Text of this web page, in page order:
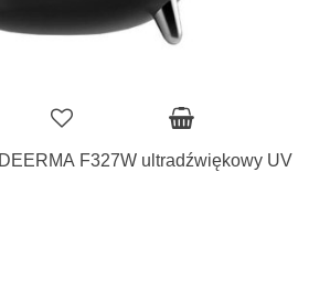
F327W ultradźwiękowy UV